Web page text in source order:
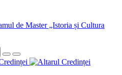
de Master „Istoria și Cultura